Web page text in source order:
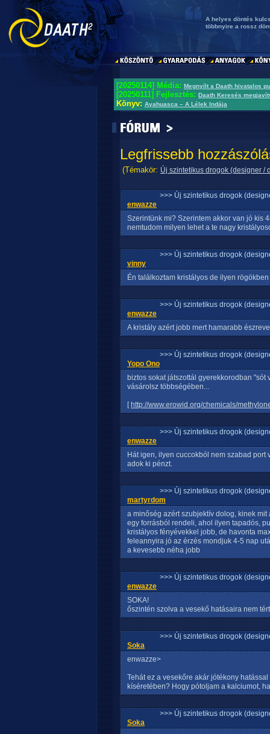
A helyes döntés
többnyire a rossz
[20250114] Média: Megnyílt a Daath hivatalos
[20250111] Fejlesztés: Daath Keresés
Könyv: Ayahuasca – A Lélek Indája
Legfrissebb
(Témakör: Új szintetikus drogok (designer /
>>> Új szintetikus drogok
enwazze
Szerintünk mi? Szerintem akkor van jó kis
nemtudom milyen lehet a te nagy
>>> Új szintetikus drogok
vinny
Én találkoztam kristályos de ilyen
>>> Új szintetikus drogok
enwazze
A kristály azért jobb mert hamarabb
>>> Új szintetikus drogok
Yopo Ono
biztos sokat játszottál gyerekkorodban
vásárolsz többségében...
[ http://www.erowid.org/chemicals/
>>> Új szintetikus drogok
enwazze
Hát igen, ilyen cuccokból nem szabad port
adok ki pénzt.
>>> Új szintetikus drogok
martyrdom
a minőség azért szubjektív dolog, kinek
egy forrásból rendeli, ahol ilyen tapadós,
kristályos fényévekkel jobb, de havonta
feleannyira jó az érzés mondjuk 4-5 nap
a kevesebb néha jobb
>>> Új szintetikus drogok
enwazze
SOKA!
őszintén szolva a vesekő hatásaira nem
>>> Új szintetikus drogok
Soka
enwazze>
Tehát ez a vesekőre akár jótékony
kíséretében? Hogy pótoljam a kalciumot,
>>> Új szintetikus drogok
Soka